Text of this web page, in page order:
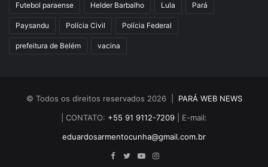
Futebol paraense Helder Barbalho Lula Pará
Paysandu Polícia Civil Polícia Federal
prefeitura de Belém vacina
© Todos os direitos reservados 2026 | PARÁ WEB NEWS
| CONTATO: +55 91 9112-7209 | E-mail:
eduardosarmentocunha@gmail.com.br
Facebook
TwitterYouTubeInstagram